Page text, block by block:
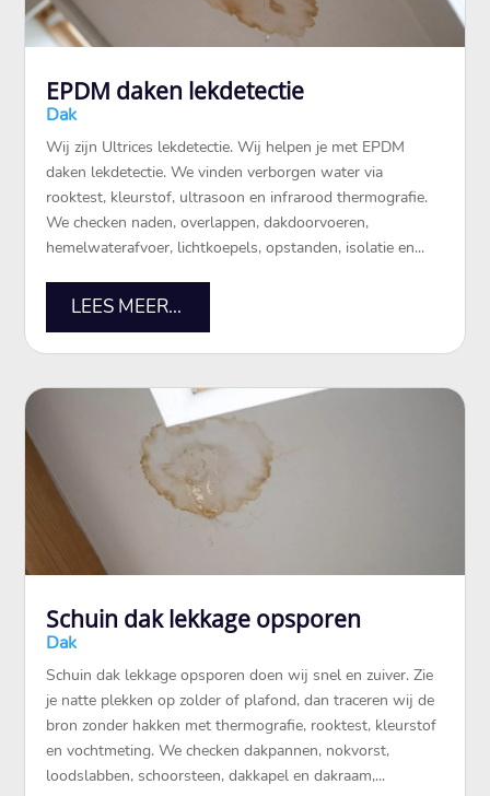
EPDM daken lekdetectie
Dak
Wij zijn Ultrices lekdetectie.​ Wij helpen je met EPDM
daken lekdetectie.​ We vinden verborgen water via
rooktest, kleurstof, ultrasoon en infrarood thermografie.​
We checken naden, overlappen, dakdoorvoeren,
hemelwaterafvoer, lichtkoepels, opstanden, isolatie en...
LEES MEER...
Schuin dak lekkage opsporen
Dak
Schuin dak lekkage opsporen doen wij snel en zuiver. Zie
je natte plekken op zolder of plafond, dan traceren wij de
bron zonder hakken met thermografie, rooktest, kleurstof
en vochtmeting. We checken dakpannen, nokvorst,
loodslabben, schoorsteen, dakkapel en dakraam,...